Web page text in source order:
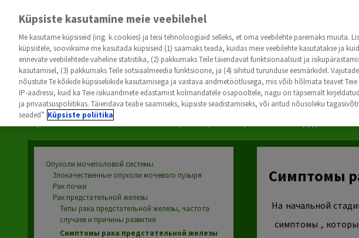
Гинекологические Опухоли Меланома Опухоли Без Выявленного
Опухоли Мочеполовой Системы
Симптомы
На начальной
симптомы ,
Опухоли мочеполовой системы
Злокачественные опухоли мочевого пузыря
Рак почки
Рак предстательной железы
Типы рака предстательной железы, частота
случаев и причины развития
Симптомы рака предстательной железы
Küpsiste kasutamine meie veebilehel
Me kasutame küpsiseid (ing. k.cookies) ja teisi tehnoloogiaid selleks, et oma veebilehte paremaks muuta.
küpsistele, sooviksime me kasutada küpsiseid (1) saamaks teada, kuidas meie veebilehte kasutatakse ja
erinevate veebilehtede vaheline statistika, (2) pakkumaks Teile täiendavat funktsionaalsust ja
kasutamisel, (3) pakkumaks Teile sotsiaalmeedia funktsioone, ja (4) sihitud turunduse eesmärkidel.
nõustute Te kõikide küpsiseliikide kasutamisega ja vastava andmetöötlusega, mis võib hõlmata teavet
IP-aadressi, kuid ka Teie isikuandmete edastamist kolmandatele osapooltele, nagu on täpsemalt
ja privaatsuspoliitikas. Täiendava teabe saamiseks, küpsiste seadistamiseks, või antud nõusoleku
seaded” Küpsiste poliitika